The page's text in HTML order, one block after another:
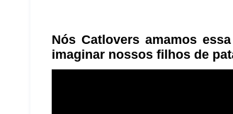
Nós Catlovers amamos
imaginar nossos filhos de